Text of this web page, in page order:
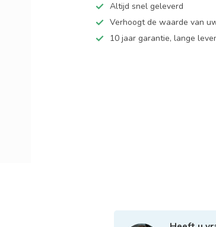
Altijd snel geleverd
Verhoogt de waarde van
10 jaar garantie, lange